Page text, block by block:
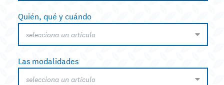
Quién, qué y cuándo
selecciona un artículo
Las modalidades
selecciona un artículo